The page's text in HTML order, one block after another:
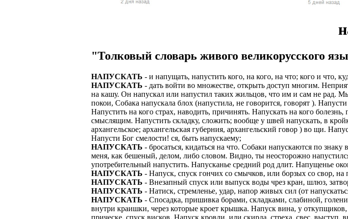
надежность и качество выполнения наших услуг.
ВНИМАНИЕ: Мы не оплачиваем стоимость
имеет права вычитывать какие то деньги из вашей
Варианты: 1) Рабочая виза на 6 месяцев (можно
2) Рабочая виза на 1 год (можно продлевать, не
3) Также предоставим возможность оформления Вида
Знание языка не является обязательным. Наличие
Требуются мужчины, женщины, а также семейные
Варианты работ: фабрики, заводы.
Средняя зарплата 1500-2500 евро в месяц (130 000-
средний, зависит от подобранной вакансии и
оплачиваются отдельно.
Жилье предоставляется работодателем. Страховка.
График 10-12 часов. 5-6 дневная рабочая неделя.
Авто находится у Вас 24 часа в сутки и в выходные
Никаких % и комиссий автопарков
Гарантированный стабильный доход не зависимо от
Большой автопарк: Правый/левый руль, АКПП/
В наличии авто с возможностью выкупа от 600р.
Ищем водителей в штат.
Звоните ежедневно, работаем без выходных
количество мест на вакансию ограничено
Можно БЕЗ опыта. У вас будет бесплатное обучение.
Дружный коллектив.
Смартфон для работы и полная оплата мобильной
Скидки и акции от партнеров компании.
Выгодные условия на продукты Тинькофф банка.
ЧТОБЫ УСТРОИТЬСЯ ПРЕДСТАВИТЕЛЕМ
Откликнитесь на это объявление.
Получите приглашение в личный кабинет кандидата.
Заполните короткую анкету.
Ожидайте звонка менеджера.
"Толковый словарь живого великорусского
НАПУСКАТЬ - и напущать, напустить кого, на кого, на что; кого и что,
НАПУСКАТЬ - дать войти во множестве, открыть доступ многим.
на кашу. Он напускал или напустил таких жильцов, что им и сам не рад.
покои, Собака напускала блох (напустила, не говорится, говорят ).
Напустить на кого страх, наводить, причинять. Напускать на кого
смыслящим. Напустить складку, сложить; вообще у швей напускать, в
архангельское; архангельская губерния, архангельский говор ) во щи.
Напусти Бог смелости! ся, быть напускаему;
НАПУСКАТЬ - бросаться, кидаться на что. Собаки напускаются по
меня, как бешеный, делом, либо словом. Видно, ты неосторожно
употребительный напустить. Напусканье средний род длит. Напущенье
НАПУСКАТЬ - Напуск, спуск гончих со смычков, или борзых со свор, на
НАПУСКАТЬ - Внезапный спуск или выпуск воды чрез кран, шлюз,
НАПУСКАТЬ - Натиск, стремленье, удар, напор живых сил (от
НАПУСКАТЬ - Спосадка, пришивка борами, складками, слабиной,
внутри краишки, через которые кроет крышка. Напуск вина, у
прическе, спуск висков. Напуск кровли, или скирда, стреха, свес,